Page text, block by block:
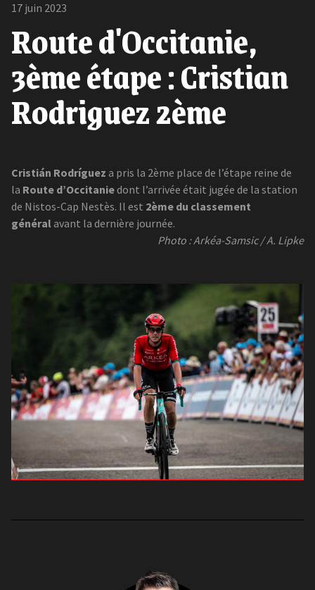
17 juin 2023
Route d'Occitanie,
3ème étape : Cristian
Rodriguez 2ème
Cristián Rodríguez a pris la 2ème place de l’étape reine de
la Route d’Occitaniedont l’arrivée était jugée de la station
de Nistos-Cap Nestès. Il est 2ème du classement
généralavant la dernière journée.
Photo : Arkéa-Samsic / A. Lipke